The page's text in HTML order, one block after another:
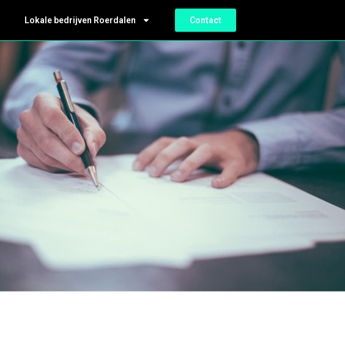
Lokale bedrijven Roerdalen Contact